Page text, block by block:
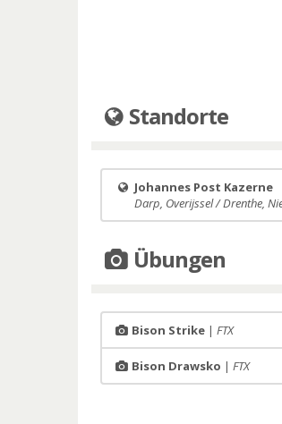
Standorte
Johannes Post Kazerne
Darp, Overijssel / Drenthe,
Übungen
Bison Strike |FTX
Bison Drawsko |FTX